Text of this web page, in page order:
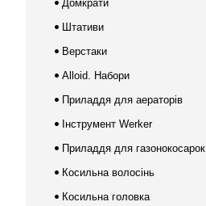
Домкрати
Штативи
Верстаки
Alloid. Набори
Приладдя для аераторів
Інструмент Werker
Приладдя для газонокосарок
Косильна волосінь
Косильна головка